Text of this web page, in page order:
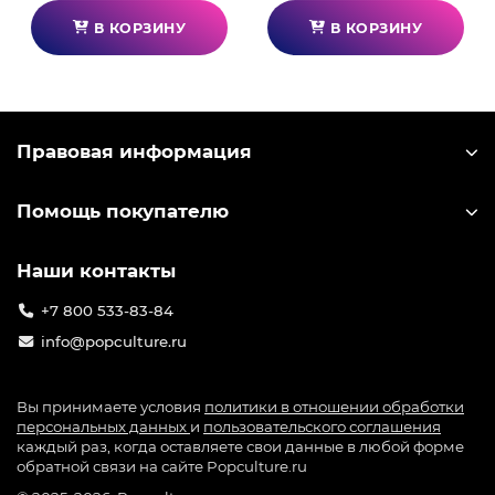
В КОРЗИНУ В КОРЗИНУ
Правовая информация
Помощь покупателю
Наши контакты
+7 800 533-83-84
info@popculture.ru
Вы принимаете условия политики в отношении обработки
персональных данных и пользовательского соглашения
каждый раз, когда оставляете свои данные в любой форме
обратной связи на сайте Popculture.ru